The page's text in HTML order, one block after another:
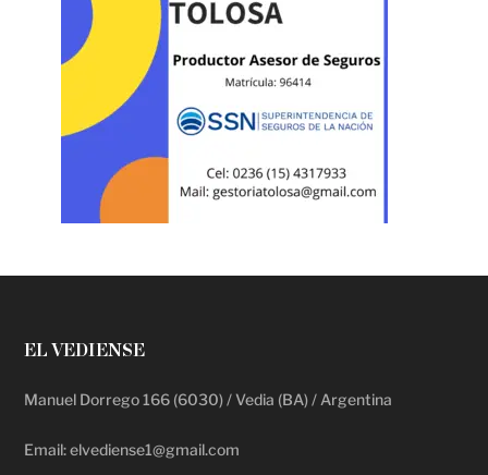
EL VEDIENSE
Manuel Dorrego 166 (6030) / Vedia (BA) / Argentina
Email: elvediense1@gmail.com